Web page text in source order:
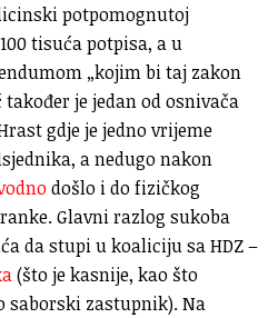
potpomognutoj
tisuća potpisa, a u
„kojim bi taj zakon
je jedan od osnivača
gdje je jedno vrijeme
a nedugo nakon
došlo i do fizičkog
Glavni razlog sukoba
da stupi u koaliciju sa HDZ –
(što je kasnije, kao što
saborski zastupnik). Na